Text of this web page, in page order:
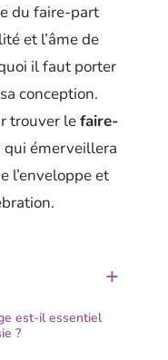
du faire-part
et l’âme de
il faut porter
conception.
trouver lefaire-
qui émerveillera
l’enveloppe et
est-il essentiel
?